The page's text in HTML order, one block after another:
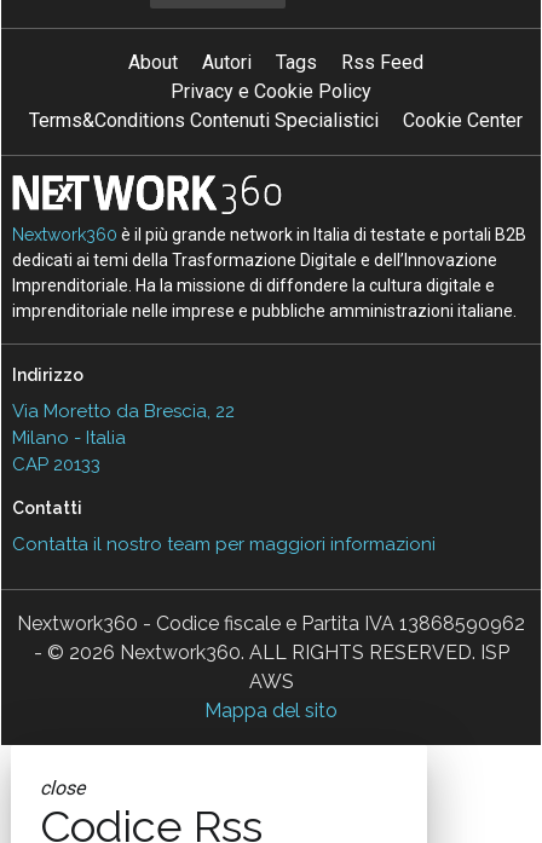
About Autori Tags
Rss Feed
Privacy e Cookie Policy
Terms&Conditions Contenuti Specialistici
Cookie Center
Nextwork360 è il più grande network in Italia di testate e portali B2B
dedicati ai temi della Trasformazione Digitale e dell’Innovazione
Imprenditoriale. Ha la missione di diffondere la cultura digitale e
imprenditoriale nelle imprese e pubbliche amministrazioni italiane.
Indirizzo
Via Moretto da Brescia, 22
Milano - Italia
CAP 20133
Contatti
Contatta il nostro team per maggiori informazioni
Nextwork360 - Codice fiscale e Partita IVA 13868590962
- © 2026 Nextwork360. ALL RIGHTS RESERVED. ISP
AWS
Mappa del sito
close
Codice Rss